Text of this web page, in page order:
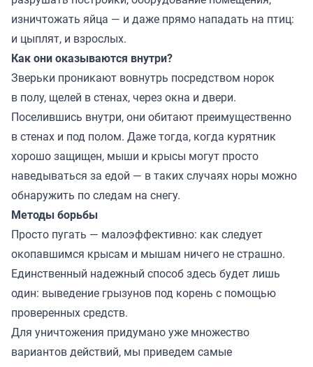
изничтожать яйца — и даже прямо нападать на птиц:
и цыплят, и взрослых.
Как они оказываются внутри?
Зверьки проникают вовнутрь посредством норок
в полу, щелей в стенах, через окна и двери.
Поселившись внутри, они обитают преимущественно
в стенах и под полом. Даже тогда, когда курятник
хорошо защищен, мыши и крысы могут просто
наведываться за едой — в таких случаях норы можно
обнаружить по следам на снегу.
Методы борьбы
Просто пугать — малоэффективно: как следует
окопавшимся крысам и мышам ничего не страшно.
Единственный надежный способ здесь будет лишь
один: выведение грызунов под корень с помощью
проверенных средств.
Для уничтожения придумано уже множество
вариантов действий, мы приведем самые